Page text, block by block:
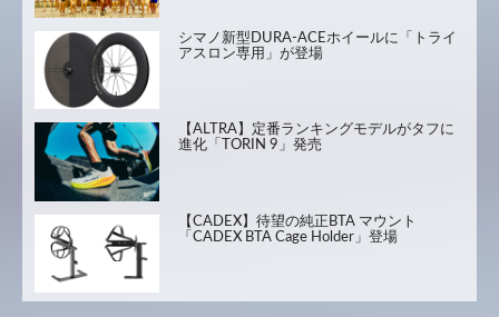
シマノ新型DURA-ACEホイールに「トライ
アスロン専用」が登場
【ALTRA】定番ランキングモデルがタフに
進化「TORIN 9」発売
【CADEX】待望の純正BTA マウント
「CADEX BTA Cage Holder」登場